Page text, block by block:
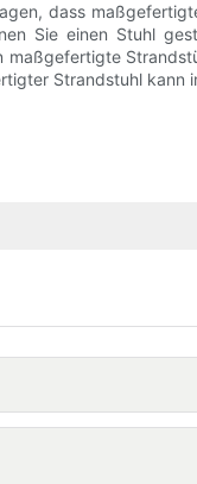
dass
Sie einen Stuhl
maßgefertigte
Strandstuhl kann